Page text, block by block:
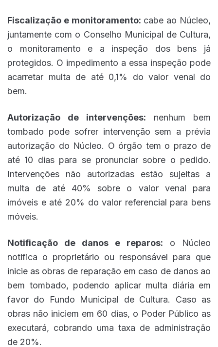
Fiscalização e monitoramento: cabe ao Núcleo,
juntamente com o Conselho Municipal de Cultura,
o monitoramento e a inspeção dos bens já
protegidos. O impedimento a essa inspeção pode
acarretar multa de até 0,1% do valor venal do
bem.
Autorização de intervenções: nenhum bem
tombado pode sofrer intervenção sem a prévia
autorização do Núcleo. O órgão tem o prazo de
até 10 dias para se pronunciar sobre o pedido.
Intervenções não autorizadas estão sujeitas a
multa de até 40% sobre o valor venal para
imóveis e até 20% do valor referencial para bens
móveis.
Notificação de danos e reparos: o Núcleo
notifica o proprietário ou responsável para que
inicie as obras de reparação em caso de danos ao
bem tombado, podendo aplicar multa diária em
favor do Fundo Municipal de Cultura. Caso as
obras não iniciem em 60 dias, o Poder Público as
executará, cobrando uma taxa de administração
de 20%.